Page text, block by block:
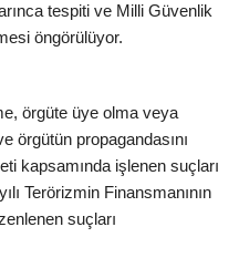
tespiti ve Milli Güvenlik
öngörülüyor.
örgüte üye olma veya
örgütün propagandasını
kapsamında işlenen suçları
Terörizmin Finansmanının
suçları